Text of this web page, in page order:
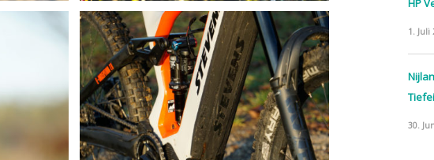
1. Juli
30.